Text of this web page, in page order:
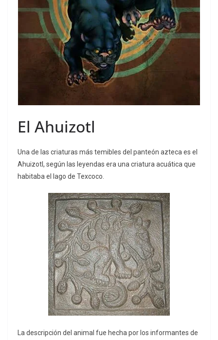
El Ahuizotl
Una de las criaturas más temibles del panteón azteca es el
Ahuizotl, según las leyendas era una criatura acuática que
habitaba el lago de Texcoco.
La descripción del animal fue hecha por los informantes de